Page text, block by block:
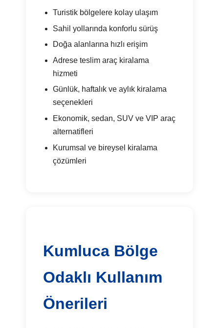
Turistik bölgelere kolay ulaşım
Sahil yollarında konforlu sürüş
Doğa alanlarına hızlı erişim
Adrese teslim araç kiralama
hizmeti
Günlük, haftalık ve aylık kiralama
seçenekleri
Ekonomik, sedan, SUV ve VIP araç
alternatifleri
Kurumsal ve bireysel kiralama
çözümleri
Kumluca Bölge
Odaklı Kullanım
Önerileri